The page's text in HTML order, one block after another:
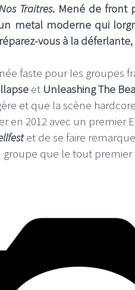
Traitres. Mené de front
metal moderne qui
vous à la
faste pour les groupes
et Unleashing The
et que la scène
en 2012 avec un premier
et de se faire
groupe que le tout